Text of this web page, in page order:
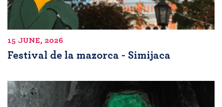
15 JUNE, 2026
Festival de la mazorca - Simijaca